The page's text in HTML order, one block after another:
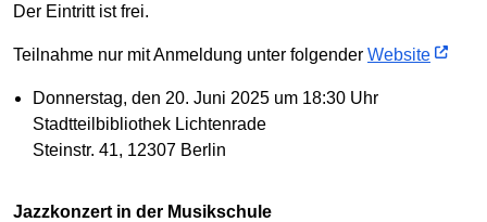
Der Eintritt ist frei.
Teilnahme nur mit Anmeldung unter folgender Website
Donnerstag, den 20. Juni 2025 um 18:30 Uhr
Stadtteilbibliothek Lichtenrade
Steinstr. 41, 12307 Berlin
Jazzkonzert in der Musikschule